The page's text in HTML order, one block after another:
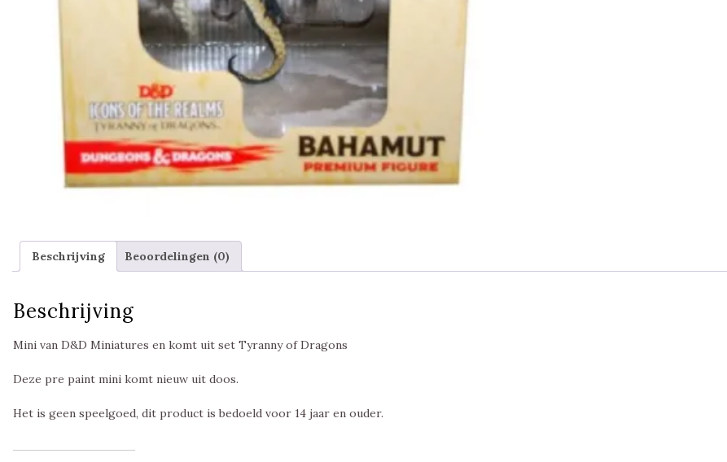
Beschrijving Beoordelingen (0)
Beschrijving
Mini van D&D Miniatures en komt uit set Tyranny of Dragons
Deze pre paint mini komt nieuw uit doos.
Het is geen speelgoed, dit product is bedoeld voor 14 jaar en ouder.